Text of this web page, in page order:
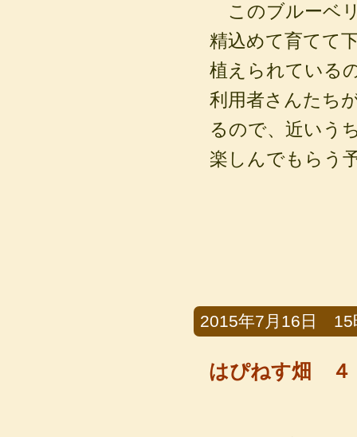
このブルーベ
精込めて育てて
植えられている
利用者さんたち
るので、近いう
楽しんでもらう
2015年7月16日 15
はぴねす畑 ４